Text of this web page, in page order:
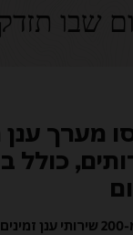
שבו
כולל
מקום